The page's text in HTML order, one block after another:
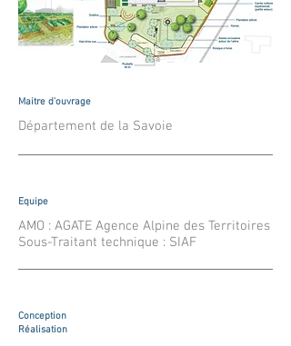
Maitre d'ouvrage
Département de la Savoie
Equipe
AMO : AGATE Agence Alpine des Territoires
Sous-Traitant technique : SIAF
Conception
Réalisation